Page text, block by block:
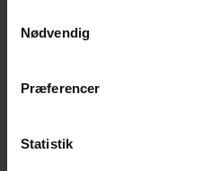
cookies til at tilpasse vores
vise dig funktioner til sociale
vores hjemmeside med vores
medier,
oplysninger, du har givet
Nødvendig
Præferencer
Statistik
Fordelingssekretariatet har til
friskoler og private grundskoler.